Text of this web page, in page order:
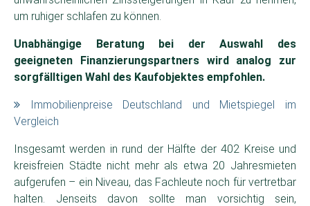
um ruhiger schlafen zu können.
Unabhängige Beratung bei der Auswahl des
geeigneten Finanzierungspartners wird analog zur
sorgfälltigen Wahl des Kaufobjektes empfohlen.
Immobilienpreise Deutschland und Mietspiegel im
Vergleich
Insgesamt werden in rund der Hälfte der 402 Kreise und
kreisfreien Städte nicht mehr als etwa 20 Jahresmieten
aufgerufen – ein Niveau, das Fachleute noch für vertretbar
halten. Jenseits davon sollte man vorsichtig sein,